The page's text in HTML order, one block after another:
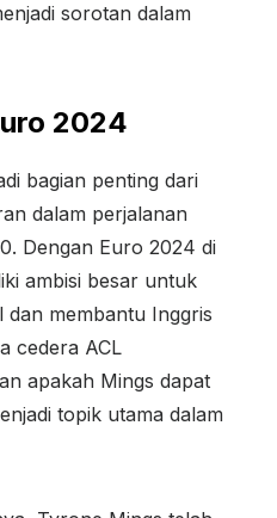
sorotan dalam
2024
bagian penting dari
dalam perjalanan
Dengan Euro 2024 di
ambisi besar untuk
dan membantu Inggris
cedera ACL
apakah Mings dapat
topik utama dalam